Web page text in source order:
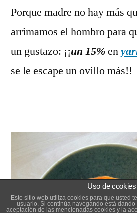
Porque madre no hay más
arrimamos el hombro para
un gustazo: ¡¡un 15%en
se le escape un ovillo más!!
Uso de cookies
Este sitio web utiliza cookies para que usted
usuario. Si continúa navegando está
aceptación de las mencionadas cookies y la